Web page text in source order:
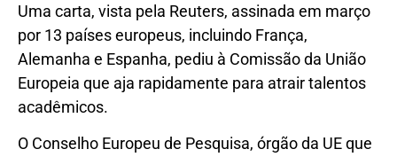
Uma carta, vista pela Reuters, assinada em março
por 13 países europeus, incluindo França,
Alemanha e Espanha, pediu à Comissão da União
Europeia que aja rapidamente para atrair talentos
acadêmicos.
O Conselho Europeu de Pesquisa, órgão da UE que